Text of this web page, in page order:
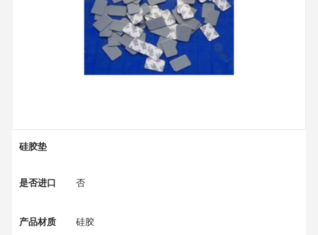
硅胶垫
是否进口 否
产品材质 硅胶